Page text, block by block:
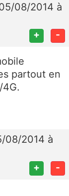
08/2014 à
+ -
partout en
08/2014 à
+ -